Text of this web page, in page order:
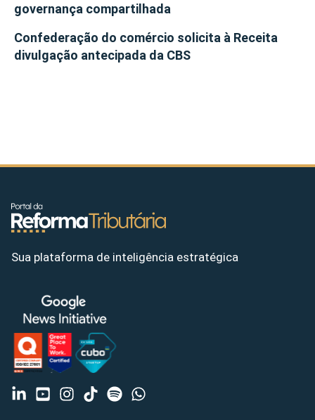
governança compartilhada
Confederação do comércio solicita à Receita
divulgação antecipada da CBS
Sua plataforma de inteligência estratégica